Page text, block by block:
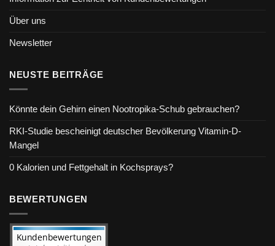
Über uns
Newsletter
NEUSTE BEITRÄGE
Könnte dein Gehirn einen Nootropika-Schub gebrauchen?
RKI-Studie bescheinigt deutscher Bevölkerung Vitamin-D-
Mangel
0 Kalorien und Fettgehalt in Kochsprays?
BEWERTUNGEN